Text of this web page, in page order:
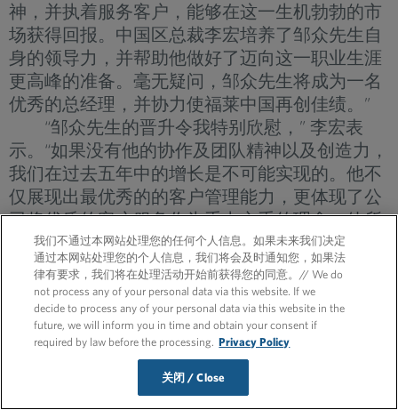
神，并执着服务客户，能够在这一生机勃勃的市
场获得回报。中国区总裁李宏培养了邹众先生自
身的领导力，并帮助他做好了迈向这一职业生涯
更高峰的准备。毫无疑问，邹众先生将成为一名
优秀的总经理，并协力使福莱中国再创佳绩。”
“邹众先生的晋升令我特别欣慰，” 李宏表
示。“如果没有他的协作及团队精神以及创造力，
我们在过去五年中的增长是不可能实现的。他不
仅展现出最优秀的的客户管理能力，更体现了公
司将优质的客户服务作为重中之重的理念。他所
服务的客户及带领的团队都对其倍加认可和尊
重，他的工作动力和热情是不可多得的。他富于
灵感，并善于启发他人，尤其是在帮助客户及其
品牌提升影响力的时候表现尤为突出。我期待着
北京办公室在邹众先生的带领下发展壮大。”
在加入福莱之前，邹众先生在其它国际公关公司
工作过八年。他毕业于上海同济大学，获得学士
学位。...
我们不通过本网站处理您的任何个人信息。如果未来我们决定
通过本网站处理您的个人信息，我们将会及时通知您，如果法
律有要求，我们将在处理活动开始前获得您的同意。// We do
not process any of your personal data via this website. If we
decide to process any of your personal data via this website in the
future, we will inform you in time and obtain your consent if
required by law before the processing. Privacy Policy
关闭 / Close